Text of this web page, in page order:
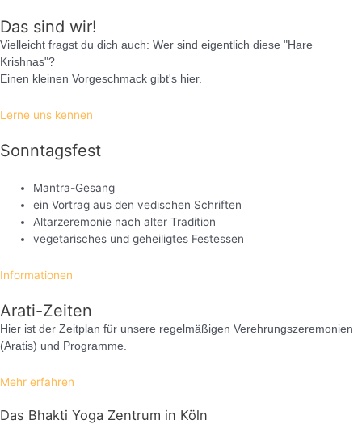
Das sind wir!
Vielleicht fragst du dich auch: Wer sind eigentlich diese "Hare
Krishnas"?
Einen kleinen Vorgeschmack gibt's hier.
Lerne uns kennen
Sonntagsfest
Mantra-Gesang
ein Vortrag aus den vedischen Schriften
Altarzeremonie nach alter Tradition
vegetarisches und geheiligtes Festessen
Informationen
Arati-Zeiten
Hier ist der Zeitplan für unsere regelmäßigen Verehrungszeremonien
(Aratis) und Programme.
Mehr erfahren
Das Bhakti Yoga Zentrum in Köln